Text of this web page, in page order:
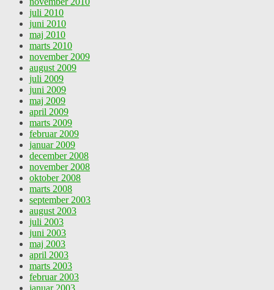
juli 2010
juni 2010
maj 2010
marts 2010
november 2009
august 2009
juli 2009
juni 2009
maj 2009
april 2009
marts 2009
februar 2009
januar 2009
december 2008
november 2008
oktober 2008
marts 2008
september 2003
august 2003
juli 2003
juni 2003
maj 2003
april 2003
marts 2003
februar 2003